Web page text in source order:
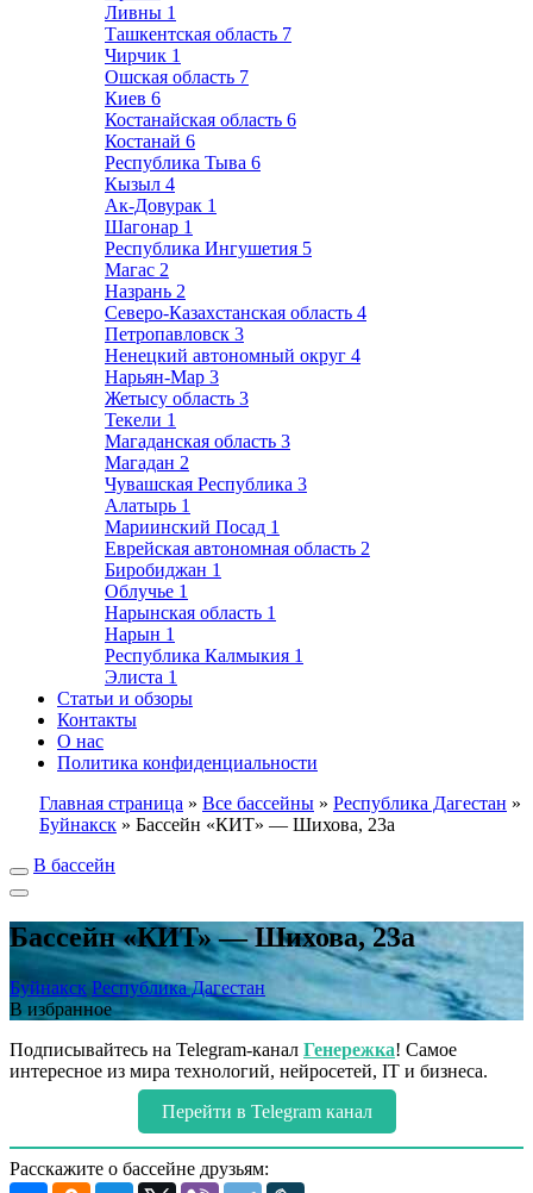
Ливны 1
Ташкентская область 7
Чирчик 1
Ошская область 7
Киев 6
Костанайская область 6
Костанай 6
Республика Тыва 6
Кызыл 4
Ак-Довурак 1
Шагонар 1
Республика Ингушетия 5
Магас 2
Назрань 2
Северо-Казахстанская область 4
Петропавловск 3
Ненецкий автономный округ 4
Нарьян-Мар 3
Жетысу область 3
Текели 1
Магаданская область 3
Магадан 2
Чувашская Республика 3
Алатырь 1
Мариинский Посад 1
Еврейская автономная область 2
Биробиджан 1
Облучье 1
Нарынская область 1
Нарын 1
Республика Калмыкия 1
Элиста 1
Статьи и обзоры
Контакты
О нас
Политика конфиденциальности
Главная страница » Все бассейны » Республика Дагестан »
Буйнакск » Бассейн «КИТ» — Шихова, 23а
В бассейн
Бассейн «КИТ» — Шихова, 23а
Буйнакск Республика Дагестан
В избранное
Подписывайтесь на Telegram-канал Генережка! Самое
интересное из мира технологий, нейросетей, IT и бизнеса.
Перейти в Telegram канал
Расскажите о бассейне друзьям: